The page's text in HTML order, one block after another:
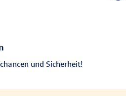
und Sicherheit!
Monatsbeiträge flexibel
und Chancen-Kapital ist frei
Beitrags in das sichere